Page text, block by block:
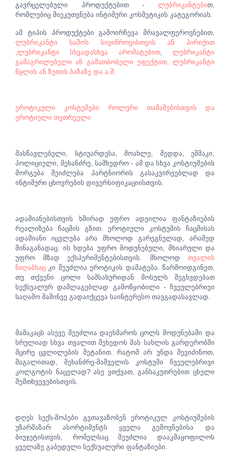
გავრცელებული პროდუქტებით - ლუბრიკანტებით,
რომლებიც მიეკუთვნება ინტიმური კოსმეტიკის კატეგორიას.
ამ ტიპის პროდუქტები გამოირჩევა მრავალფეროვნებით,
ლუბრიკანტი
საშოს სივიწროვისთვის ან პირიქით
ლუბრიკანტი სხვადასხვა არომატებით,ლუბრიკანტი
გამაგრილებელი ან გამათბობელი ეფექტით, ლუბრიკანტი
წყლის ან ზეთის ბაზაზე და ა.შ.
ეროტიკული კოსტუმები როლური თამაშებისთვის და
ეროტიული თეთრეული
მასწავლებელი, სტიუარდესა, მოახლე, მედდა, ეშმაკი,
პოლიციელი, მეხანძრე, სამხედრო - ამ და სხვა კოსტიუმების
მორგება შეიძლება პარტნიორის გასაკვირვებლად და
ინტიმური ცხოვრების დივერსიფიკაციისთვის.
ადამიანებისთვის ხშირად უფრო ადვილია ფანტაზიების
რეალიზება ჩაცმის გზით. ეროტიული კოსტუმის ჩაცმისას
ადამიანი იცვლება არა მხოლოდ გარეგნულად, არამედ
შინაგანადაც. ის ხდება უფრო მოდუნებული, მხიარული და
უფრო მზად ექსპერიმენტებისთვის. მხოლოდ თვალის
ნიღაბსაც კი შეუძლია ეროტიკის დამატება. წარმოიდგინეთ,
თუ თქვენი ცოლი სამსახურიდან მოსულს შეგხვდებათ
სექსუალურ დამლაგებლად გამოწყობილი - ჩვეულებრივი
საღამო მაშინვე გადაიქცევა საინტერესო თავგადასავლად.
მამაკაცს ასევე შეუძლია დაეხმაროს ცოლს მოდუნებაში და
სრულიად სხვა თვალით შეხედოს მას სახლის გარდერობში
მცირე ცვლილების შეტანით. რატომ არ უნდა შევიძინოთ,
მაგალითად, მეხანძრე-მაშველის კოსტუმი ჩვეულებრივი
კოლგოტის ნაცვლად? ასე ვთქვათ, განსაკუთრებით ცხელი
შემთხვევებისთვის.
დღეს სექს-შოპები გვთავაზობენ ეროტიკულ კოსტიუმების
უზარმაზარ ასორტიმენტს ყველა გემოვნებისა და
ბიუჯეტისთვის, რომელსაც შეუძლია დააკმაყოფილოს
ყველაზე გაბედული სექსუალური ფანტაზიები.